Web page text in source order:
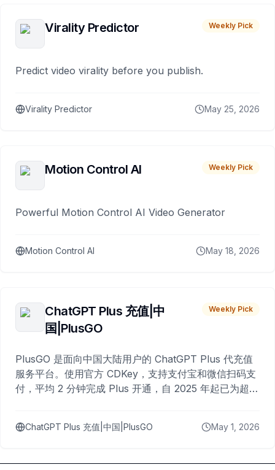
Virality Predictor Weekly Pick
Predict video virality before you publish.
Virality Predictor May 25, 2026
Motion Control AI Weekly Pick
Powerful Motion Control AI Video Generator
Motion Control AI May 18, 2026
ChatGPT Plus 充值|中
国|PlusGO
Weekly Pick
PlusGO 是面向中国大陆用户的 ChatGPT Plus 代充值
服务平台。使用官方 CDKey，支持支付宝和微信扫码支
付，平均 2 分钟完成 Plus 开通，自 2025 年起已为超过
ChatGPT Plus 充值|中国|PlusGO May 1, 2026